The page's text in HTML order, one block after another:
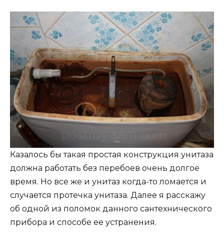
Казалось бы такая простая конструкция унитаза
должна работать без перебоев очень долгое
время. Но все же и унитаз когда-то ломается и
случается протечка унитаза. Далее я расскажу
об одной из поломок данного сантехнического
прибора и способе ее устранения.